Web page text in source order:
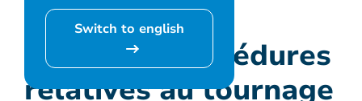
Switch to english
Règles et procédures
relatives au tournage